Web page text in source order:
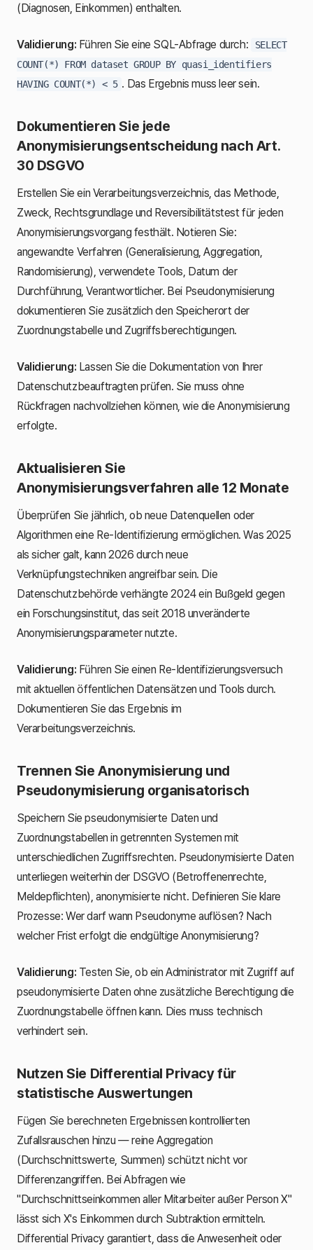
(Diagnosen, Einkommen) enthalten.
Validierung: Führen Sie eine SQL-Abfrage durch:
SELECT
COUNT(*) FROM dataset GROUP BY quasi_identifiers
HAVING COUNT(*) < 5 . Das Ergebnis muss leer sein.
Dokumentieren Sie jede
Anonymisierungsentscheidung nach Art.
30 DSGVO
Erstellen Sie ein Verarbeitungsverzeichnis, das Methode,
Zweck, Rechtsgrundlage und Reversibilitätstest für jeden
Anonymisierungsvorgang festhält. Notieren Sie:
angewandte Verfahren (Generalisierung, Aggregation,
Randomisierung), verwendete Tools, Datum der
Durchführung, Verantwortlicher. Bei Pseudonymisierung
dokumentieren Sie zusätzlich den Speicherort der
Zuordnungstabelle und Zugriffsberechtigungen.
Validierung: Lassen Sie die Dokumentation von Ihrer
Datenschutzbeauftragten prüfen. Sie muss ohne
Rückfragen nachvollziehen können, wie die Anonymisierung
erfolgte.
Aktualisieren Sie
Anonymisierungsverfahren alle 12 Monate
Überprüfen Sie jährlich, ob neue Datenquellen oder
Algorithmen eine Re-Identifizierung ermöglichen. Was 2025
als sicher galt, kann 2026 durch neue
Verknüpfungstechniken angreifbar sein. Die
Datenschutzbehörde verhängte 2024 ein Bußgeld gegen
ein Forschungsinstitut, das seit 2018 unveränderte
Anonymisierungsparameter nutzte.
Validierung: Führen Sie einen Re-Identifizierungsversuch
mit aktuellen öffentlichen Datensätzen und Tools durch.
Dokumentieren Sie das Ergebnis im
Verarbeitungsverzeichnis.
Trennen Sie Anonymisierung und
Pseudonymisierung organisatorisch
Speichern Sie pseudonymisierte Daten und
Zuordnungstabellen in getrennten Systemen mit
unterschiedlichen Zugriffsrechten. Pseudonymisierte Daten
unterliegen weiterhin der DSGVO (Betroffenenrechte,
Meldepflichten), anonymisierte nicht. Definieren Sie klare
Prozesse: Wer darf wann Pseudonyme auflösen? Nach
welcher Frist erfolgt die endgültige Anonymisierung?
Validierung: Testen Sie, ob ein Administrator mit Zugriff auf
pseudonymisierte Daten ohne zusätzliche Berechtigung die
Zuordnungstabelle öffnen kann. Dies muss technisch
verhindert sein.
Nutzen Sie Differential Privacy für
statistische Auswertungen
Fügen Sie berechneten Ergebnissen kontrollierten
Zufallsrauschen hinzu — reine Aggregation
(Durchschnittswerte, Summen) schützt nicht vor
Differenzangriffen. Bei Abfragen wie
"Durchschnittseinkommen aller Mitarbeiter außer Person X"
lässt sich X's Einkommen durch Subtraktion ermitteln.
Differential Privacy garantiert, dass die Anwesenheit oder